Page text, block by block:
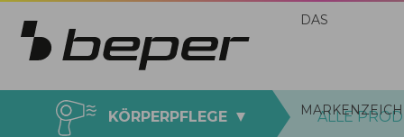
DAS
KÖRPERPFLEGE ALLE